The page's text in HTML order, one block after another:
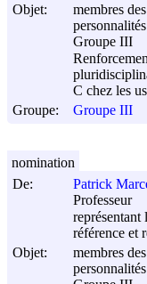
Objet:
membres
personnalités
Groupe III
C chez les
Groupe:
Groupe III
De:
Patrick
Professeur
représentant
référence et
Objet:
membres
personnalités
nomination